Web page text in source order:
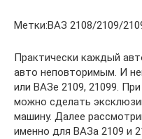
Метки:ВАЗ 2108/2109/
Практически каждый
авто неповторимым. И
или ВАЗе 2109, 21099.
можно сделать
машину. Далее
именно для ВАЗа 2109 и